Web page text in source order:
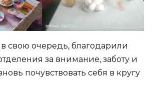
свою очередь, благодарили
за внимание, заботу и
почувствовать себя в кругу